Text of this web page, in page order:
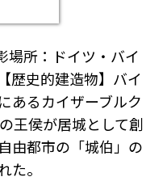
場所：ドイツ・バイ
歴史的建造物】バイ
あるカイザーブルク
王侯が居城として創
由都市の「城伯」の
た。